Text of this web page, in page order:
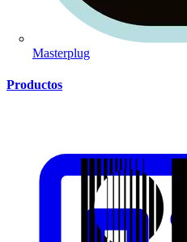
Masterplug
Productos